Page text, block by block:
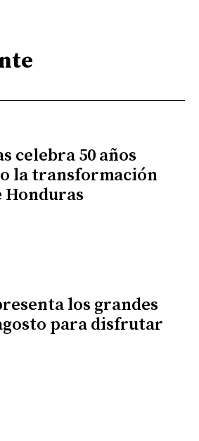
celebra 50 años
la transformación
Honduras
los grandes
para disfrutar